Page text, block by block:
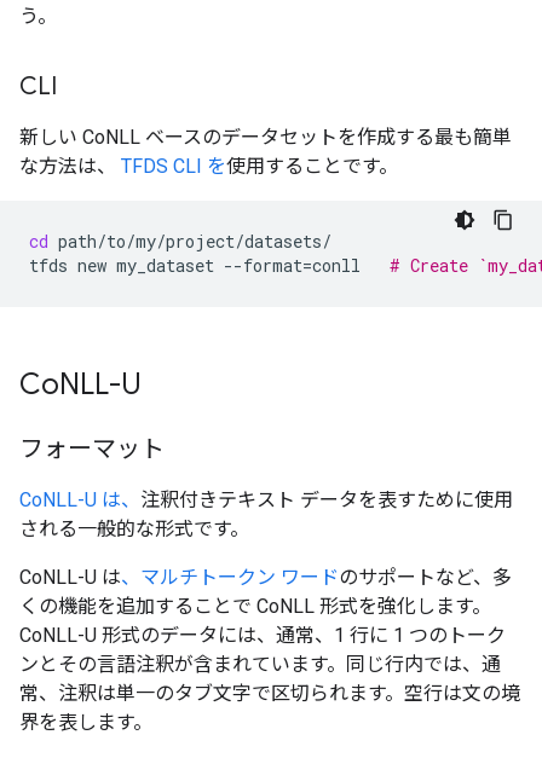
う。
CLI
新しい CoNLL ベースのデータセットを作成する最も簡単
な方法は、 TFDS CLI を使用することです。
cd path/to/my/project/datasets/
tfds new my_dataset --format=conll # Create
CoNLL-U
フォーマット
CoNLL-U は、 注釈付きテキスト データを表すために使用
される一般的な形式です。
CoNLL-U は、マルチトークン ワードのサポートなど、多
くの機能を追加することで CoNLL 形式を強化します。
CoNLL-U 形式のデータには、通常、1 行に 1 つのトーク
ンとその言語注釈が含まれています。同じ行内では、通
常、注釈は単一のタブ文字で区切られます。空行は文の境
界を表します。